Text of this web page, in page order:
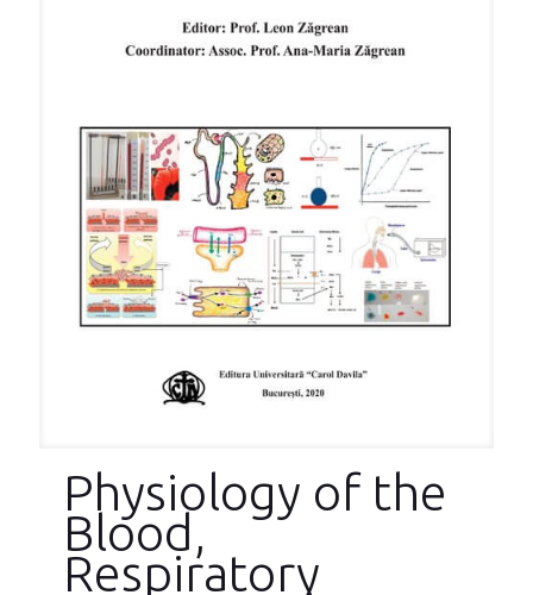
Physiology of the
Blood,
Respiratory